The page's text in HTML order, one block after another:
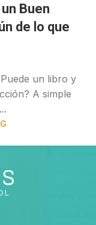
Buen
de lo que
un libro y
A simple